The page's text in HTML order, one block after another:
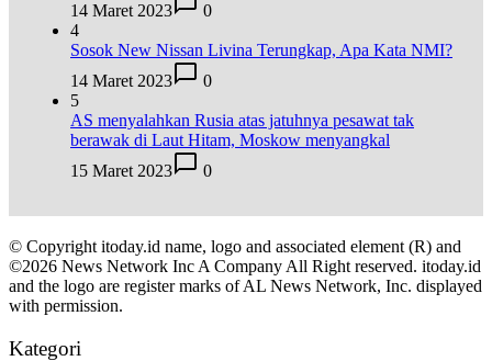
14 Maret 2023
0
4
Sosok New Nissan Livina Terungkap, Apa Kata NMI?
14 Maret 2023
0
5
AS menyalahkan Rusia atas jatuhnya pesawat tak
berawak di Laut Hitam, Moskow menyangkal
15 Maret 2023
0
© Copyright itoday.id name, logo and associated element (R) and
©2026 News Network Inc A Company All Right reserved. itoday.id
and the logo are register marks of AL News Network, Inc. displayed
with permission.
Kategori